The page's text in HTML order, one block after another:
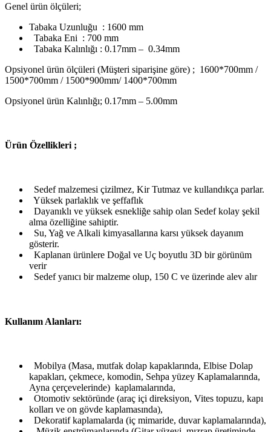
Genel ürün ölçüleri;
Tabaka Uzunluğu : 1600 mm
Tabaka Eni : 700 mm
Tabaka Kalınlığı : 0.17mm – 0.34mm
Opsiyonel ürün ölçüleri (Müşteri siparişine göre) ; 1600*700mm /
1500*700mm / 1500*900mm/ 1400*700mm
Opsiyonel ürün Kalınlığı; 0.17mm – 5.00mm
Ürün Özellikleri ;
Sedef malzemesi çizilmez, Kir Tutmaz ve kullandıkça parlar.
Yüksek parlaklık ve şeffaflık
Dayanıklı ve yüksek esnekliğe sahip olan Sedef kolay şekil
alma özelliğine sahiptir.
Su, Yağ ve Alkali kimyasallarına karsı yüksek dayanım
gösterir.
Kaplanan ürünlere Doğal ve Uç boyutlu 3D bir görünüm
verir
Sedef yanıcı bir malzeme olup, 150 C ve üzerinde alev alır
Kullanım Alanları:
Mobilya (Masa, mutfak dolap kapaklarında, Elbise Dolap
kapakları, çekmece, komodin, Sehpa yüzey Kaplamalarında,
Ayna çerçevelerinde) kaplamalarında,
Otomotiv sektöründe (araç içi direksiyon, Vites topuzu, kapı
kolları ve on gövde kaplamasında),
Dekoratif kaplamalarda (iç mimaride, duvar kaplamalarında),